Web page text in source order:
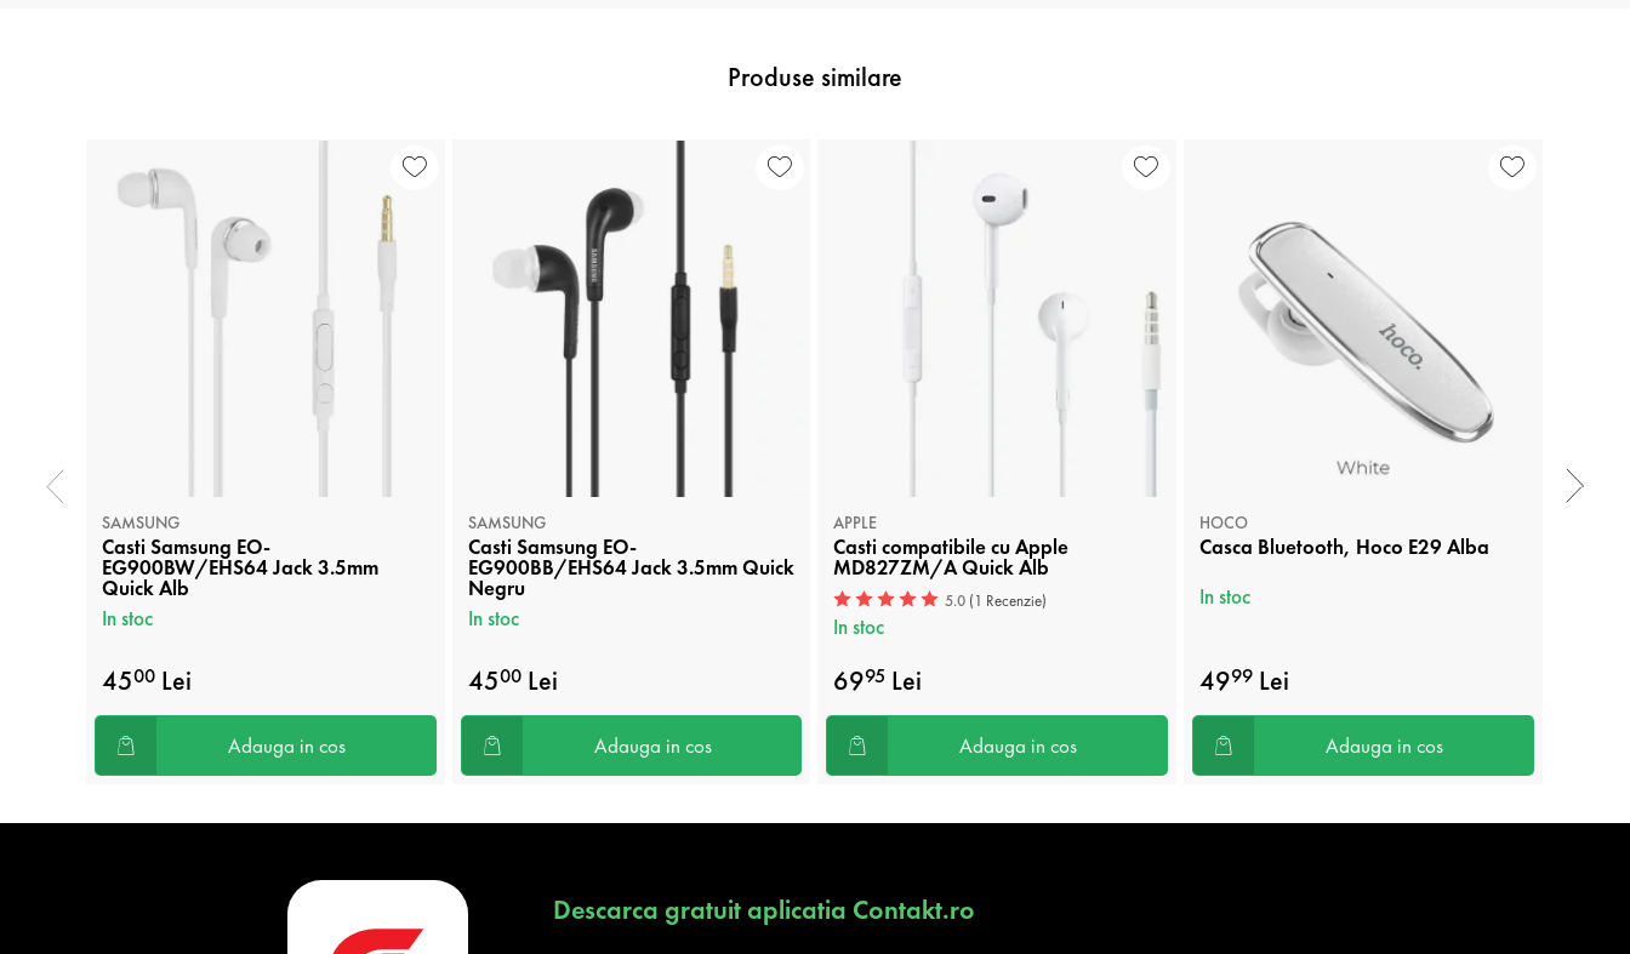
Produse similare
SAMSUNG
Casti Samsung EO-
EG900BW/EHS64 Jack 3.5mm
Quick Alb
In stoc
4500 Lei
Adauga in cos
SAMSUNG
Casti Samsung EO-
EG900BB/EHS64 Jack 3.5mm Quick
Negru
In stoc
4500Lei
Adauga in cos
APPLE
Casti compatibile cu Apple
MD827ZM/A Quick Alb
5.0 (1 Recenzie)
In stoc
6995 Lei
Adauga in cos
HOCO
Casca Bluetooth, Hoco E29 Alba
In stoc
4999 Lei
Adauga in cos
Descarca gratuit aplicatia Contakt.ro